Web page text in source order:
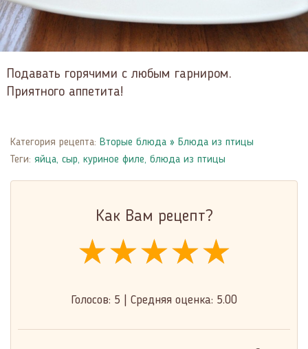
Подавать горячими с любым гарниром.
Приятного аппетита!
Категория рецепта: Вторые блюда » Блюда из птицы
Теги: яйца, сыр, куриное филе, блюда из птицы
Как Вам рецепт?
★★★★★
★★★★★
★★★★★
Голосов: 5 Средняя оценка: 5.00